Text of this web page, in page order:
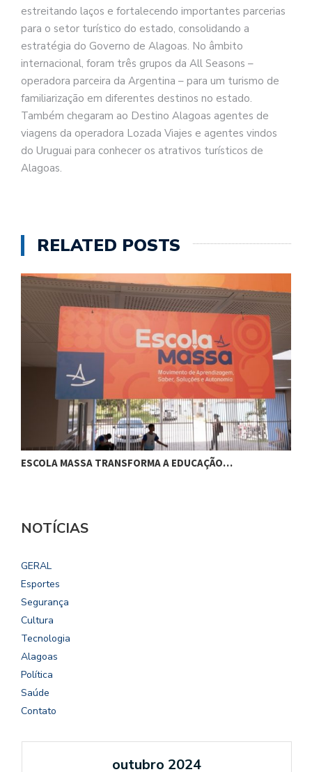
estreitando laços e fortalecendo importantes parcerias
para o setor turístico do estado, consolidando a
estratégia do Governo de Alagoas. No âmbito
internacional, foram três grupos da All Seasons –
operadora parceira da Argentina – para um turismo de
familiarização em diferentes destinos no estado.
Também chegaram ao Destino Alagoas agentes de
viagens da operadora Lozada Viajes e agentes vindos
do Uruguai para conhecer os atrativos turísticos de
Alagoas.
RELATED POSTS
ESCOLA MASSA TRANSFORMA A EDUCAÇÃO…
NOTÍCIAS
GERAL
Esportes
Segurança
Cultura
Tecnologia
Alagoas
Política
Saúde
Contato
outubro 2024